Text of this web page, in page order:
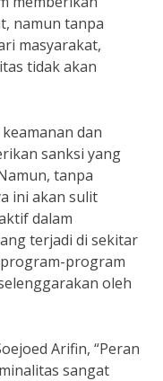
namun tanpa
masyarakat,
tidak akan
dan
sanksi yang
tanpa
ini akan sulit
dalam
terjadi di sekitar
program
oleh
Arifin, “Peran
sangat